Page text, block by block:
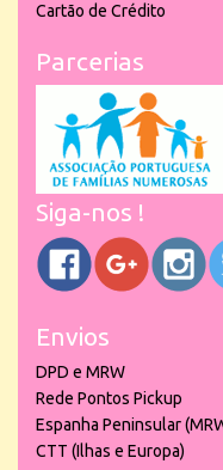
Cartão de Crédito
Parcerias
Siga-nos !
Envios
DPD e MRW
Rede Pontos Pickup
Espanha Peninsular
CTT (Ilhas e Europa)